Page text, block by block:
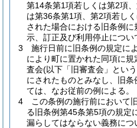
第14条第1項若しくは第2項
は第36条第1項、第2項若し
された場合における旧条例
示、訂正及び利用停止につい
3
施行日前に旧条例の規定に
により町に置かれた同項に
査会(以下「旧審査会」とい
にされたものとみなし、旧
ては、なお従前の例による。
4
この条例の施行前において
る旧条例第45条第5項の規定
漏らしてはならない義務に